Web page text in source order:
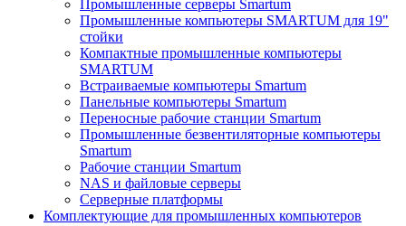
Промышленные серверы Smartum
Промышленные компьютеры SMARTUM для 19"
стойки
Компактные промышленные компьютеры
SMARTUM
Встраиваемые компьютеры Smartum
Панельные компьютеры Smartum
Переносные рабочие станции Smartum
Промышленные безвентиляторные компьютеры
Smartum
Рабочие станции Smartum
NAS и файловые серверы
Серверные платформы
Комплектующие для промышленных компьютеров